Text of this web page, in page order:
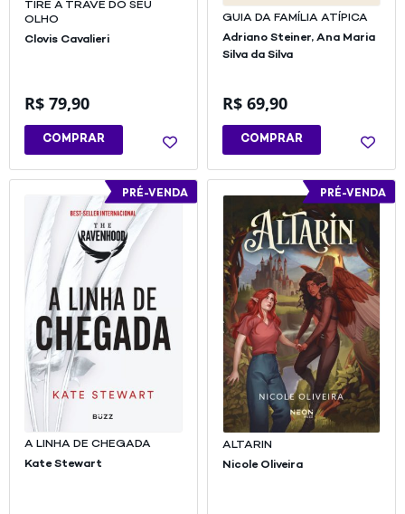
TIRE A TRAVE DO SEU
OLHO
Clovis Cavalieri
R$ 79,90
COMPRAR
GUIA DA FAMÍLIA ATÍPICA
Adriano Steiner, Ana Maria
Silva da Silva
R$ 69,90
COMPRAR
PRÉ-VENDA
A LINHA DE CHEGADA
Kate Stewart
PRÉ-VENDA
ALTARIN
Nicole Oliveira